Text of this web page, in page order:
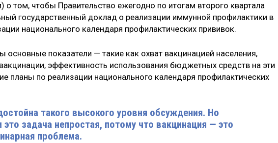
о том, чтобы Правительство ежегодно по итогам второго квартала
государственный доклад о реализации иммунной профилактики в
национального календаря профилактических прививок.
основные показатели — такие как охват вакцинацией населения,
эффективность использования бюджетных средств на эти
планы по реализации национального календаря профилактических
такого высокого уровня обсуждения. Но
это задача непростая, потому что вакцинация — это
проблема.